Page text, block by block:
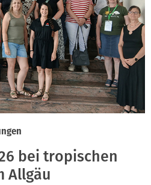
bei tropischen
Allgäu